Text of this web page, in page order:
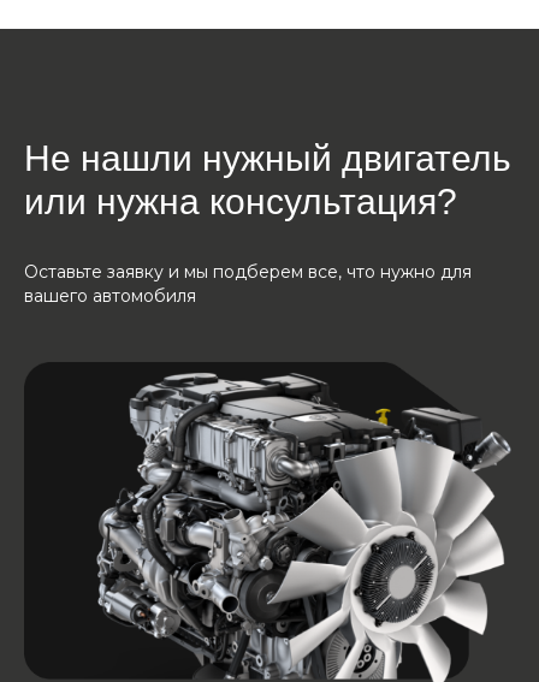
Не нашли нужный двигатель
или нужна консультация?
Оставьте заявку и мы подберем все, что нужно для
вашего автомобиля